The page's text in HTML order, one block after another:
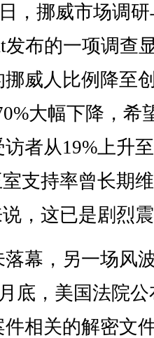
，挪威市场调
发布的一项调查
威人比例降至
大幅下降，希
者从19%上升至
支持率曾长期
，这已是剧烈
幕，另一场风
底，美国法院
相关的解密文